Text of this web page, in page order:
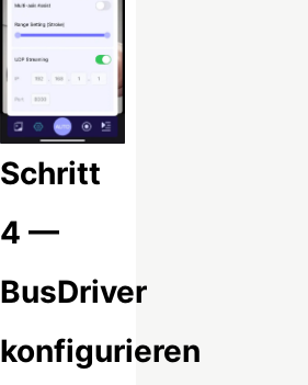
Schritt
4 —
BusDriver
konfigurieren